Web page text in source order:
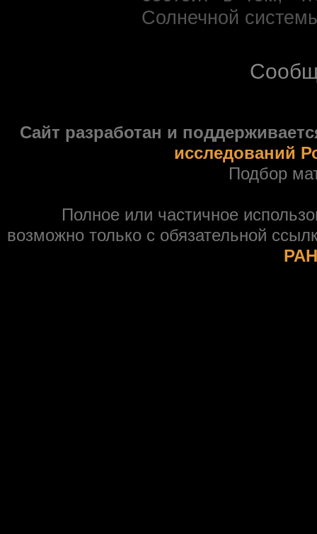
Солнечной
Сайт разработан и
исследований
Подбор
Полное или частичное
возможно только с обязательной